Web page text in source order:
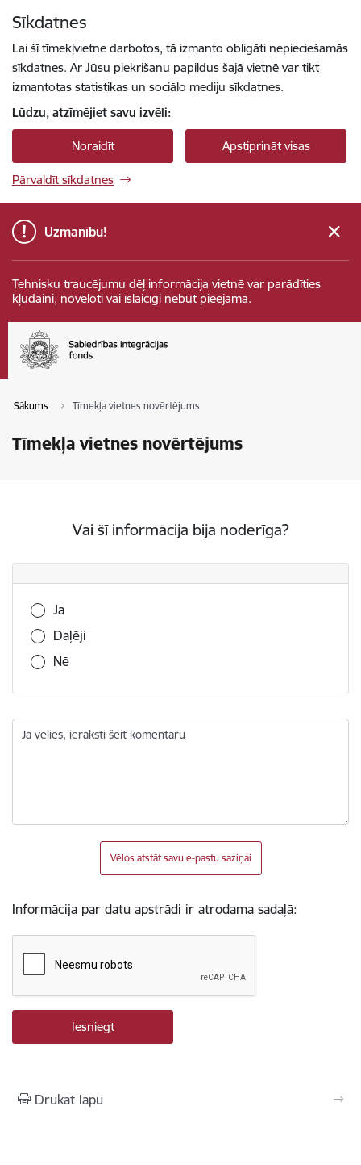
Sīkdatnes
Lai šī tīmekļvietne darbotos, tā izmanto obligāti nepieciešamās
sīkdatnes. Ar Jūsu piekrišanu papildus šajā vietnē var tikt
izmantotas statistikas un sociālo mediju sīkdatnes.
Lūdzu, atzīmējiet savu izvēli:
Noraidīt Apstiprināt visas
Pārvaldīt sīkdatnes
Uzmanību!
Tehnisku traucējumu dēļ informācija vietnē var parādīties
kļūdaini, novēloti vai īslaicīgi nebūt pieejama.
Sākums Tīmekļa vietnes novērtējums
Tīmekļa vietnes novērtējums
Vai šī informācija bija noderīga?
Vai šī informācija bija noderīga?
Jā
Daļēji
Nē
Ja vēlies, ieraksti šeit komentāru
Vēlos atstāt savu e-pastu saziņai
Informācija par datu apstrādi ir atrodama sadaļā:
Drukāt lapu